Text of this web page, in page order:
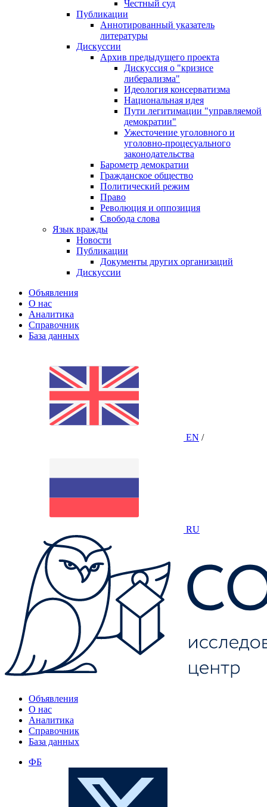
Честный суд
Публикации
Аннотированный указатель
литературы
Дискуссии
Архив предыдущего проекта
Дискуссия о "кризисе
либерализма"
Идеология консерватизма
Национальная идея
Пути легитимации "управляемой
демократии"
Ужесточение уголовного и
уголовно-процесуального
законодательства
Барометр демократии
Гражданское общество
Политический режим
Право
Революция и оппозиция
Свобода слова
Язык вражды
Новости
Публикации
Документы других организаций
Дискуссии
Объявления
О нас
Аналитика
Справочник
База данных
EN /
RU
Объявления
О нас
Аналитика
Справочник
База данных
ФБ